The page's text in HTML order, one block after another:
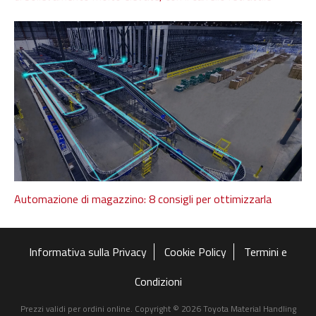
Automazione di magazzino: 8 consigli per ottimizzarla
Informativa sulla Privacy Cookie Policy
Termini e
Condizioni
Prezzi validi per ordini online. Copyright © 2026 Toyota Material Handling